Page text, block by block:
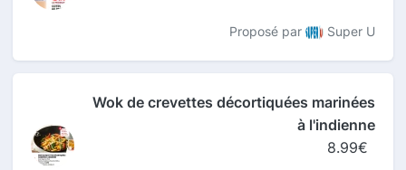
Proposé par Super U
Wok de crevettes décortiquées marinées
à l'indienne
8.99€